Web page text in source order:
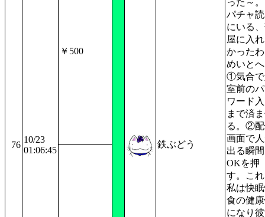
76
10/23
01:06:45
￥500
鉄ぶどう
った～
パチャ
にいる
屋に入
かった
めいと
①気合で
室前の
ワード
まで済
る。②
画面で
出る瞬
OKを押
す。こ
私は快
食の健
になり